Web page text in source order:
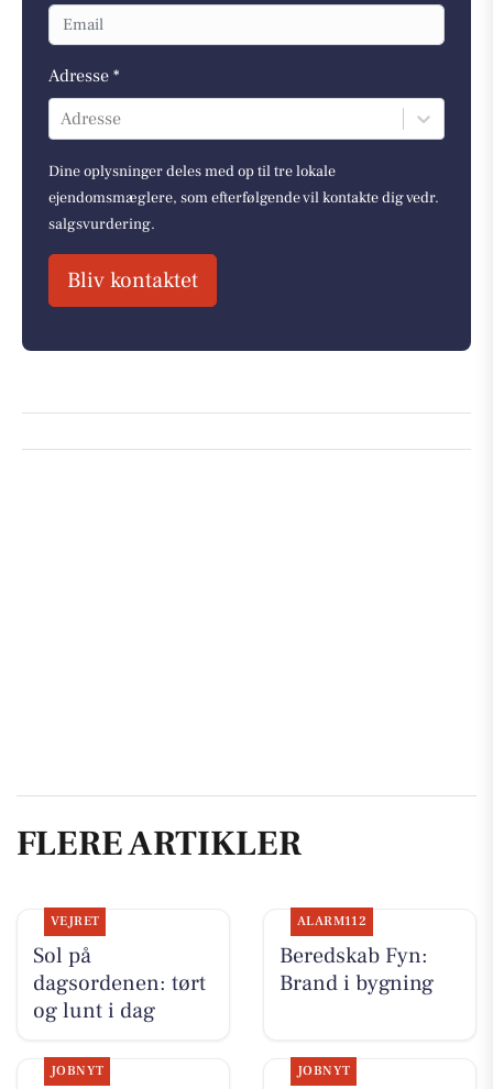
Adresse *
Adresse
Dine oplysninger deles med op til tre lokale
ejendomsmæglere, som efterfølgende vil kontakte dig vedr.
salgsvurdering.
Bliv kontaktet
FLERE ARTIKLER
VEJRET
Sol på
dagsordenen: tørt
og lunt i dag
ALARM112
Beredskab Fyn:
Brand i bygning
JOBNYT JOBNYT